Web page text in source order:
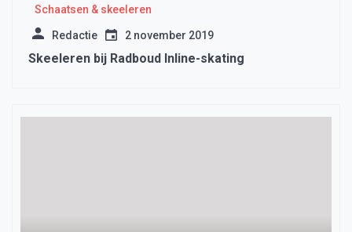
Schaatsen & skeeleren
Redactie 2 november 2019
Skeeleren bij Radboud Inline-skating